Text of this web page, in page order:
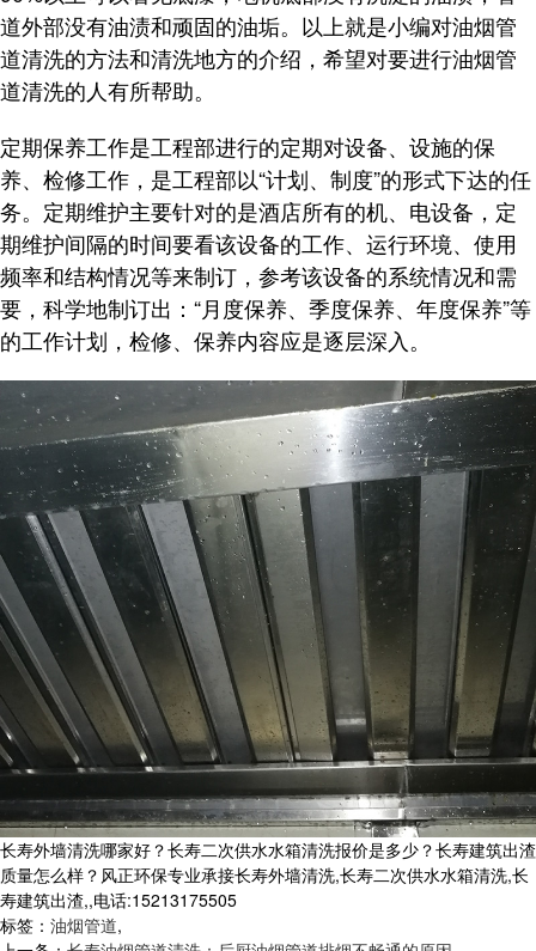
道外部没有油渍和顽固的油垢。以上就是小编对油烟管
道清洗的方法和清洗地方的介绍，希望对要进行油烟管
道清洗的人有所帮助。
定期保养工作是工程部进行的定期对设备、设施的保
养、检修工作，是工程部以“计划、制度”的形式下达的任
务。定期维护主要针对的是酒店所有的机、电设备，定
期维护间隔的时间要看该设备的工作、运行环境、使用
频率和结构情况等来制订，参考该设备的系统情况和需
要，科学地制订出：“月度保养、季度保养、年度保养”等
的工作计划，检修、保养内容应是逐层深入。
长寿外墙清洗哪家好？长寿二次供水水箱清洗报价是多少？长寿建筑出渣
质量怎么样？风正环保专业承接长寿外墙清洗,长寿二次供水水箱清洗,长
寿建筑出渣,,电话:15213175505
标签： 油烟管道,